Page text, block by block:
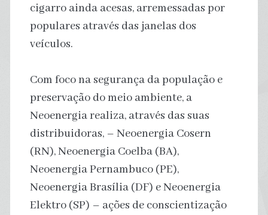
cigarro ainda acesas, arremessadas por
populares através das janelas dos
veículos.
Com foco na segurança da população e
preservação do meio ambiente, a
Neoenergia realiza, através das suas
distribuidoras, – Neoenergia Cosern
(RN), Neoenergia Coelba (BA),
Neoenergia Pernambuco (PE),
Neoenergia Brasília (DF) e Neoenergia
Elektro (SP) – ações de conscientização